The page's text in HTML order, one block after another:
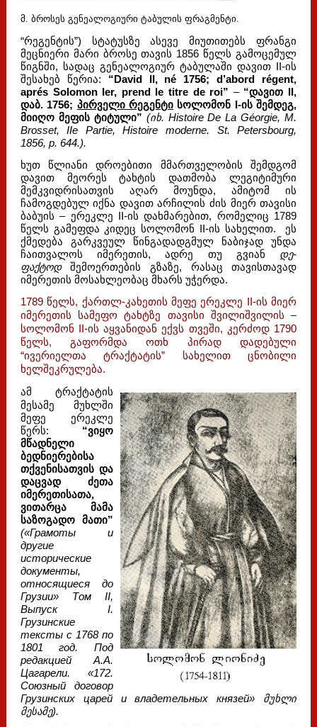
მ. ბროსეს გენეალოგიური ტაბულის ფრაგმენტი.
“რეგენტის”) სტატუსზე ასევე მიუთითებს ფრანგი
მეცნიერი მარი ბროსე თავის 1856 წელს გამოცემულ
წიგნში, სადაც გენეალოგიურ ტაბულაში დავით II-ის
შესახებ წერია: “David II, né 1756; d’abord régent,
aprés Solomon Ier, prend le titre de roi” – “დავით II,
დაბ. 1756; პირველი რეგენტი სოლომონ I-ის შემდეგ,
მიიღო მეფის ტიტული” (იხ. Histoire De La Géorgie, M.
Brosset, IIe Partie, Histoire moderne. St. Petersbourg,
1856, p. 644.).
ხუთ წლიანი დროებითი მმართველობის შემდგომ
დავით მეორეს ტახტის დათმობა ლეგიტიმური
მემკვიდრისათვის აღარ მოუნდა, ამიტომ ის
ჩამოგდებულ იქნა დავით არჩილის ძის მიერ თავისი
ბაბუის – ერეკლე II-ის დახმარებით, რომელიც 1789
წელს გამეფდა კიდეც სოლომონ II-ის სახელით. ეს
ქმედება გარკვეულ წინგადადგმულ ნაბიჯად უნდა
ჩაითვალოს იმერეთის, ადრე თუ გვიან დე-
ფაქტოდშემოერთების გზაზე, რასაც თავისთავად
იმერეთის მოსახლეობაც მხარს უჭერდა.
1789 წელს, ქართლ-კახეთის მეფე ერეკლე II-ის მიერ
იმერეთის სამეფო ტახტზე თავისი შვილიშვილის –
სოლომონ II-ის აყვანიდან ექვს თვეში, კერძოდ 1790
წელს, გაფორმდა ოთხ პირად დადებული
“ივერიელთა ტრაქტატის” სახელით ცნობილი
ხელშეკრულება.
ამ ტრაქტატის
მესამე მუხლში
მეფე ერეკლე
წერს: “ვიყო
მწადნელი
ბედნიერებისა
თქვენისათვის და
დაცვადძეთა
იმერეთისათა,
ვითარცა მამა
საზოგადო მათი”
(«Грамоты и
другие
исторические
документы,
относящиеся до
Грузии» Том II,
Выпуск I.
Грузинские
тексты с 1768 по
1801 год. Под
редакцией А.А.
Цагарели. «172.
Союзный договор
Грузинских царей и владетельных князей» მუხლი
მესამე).